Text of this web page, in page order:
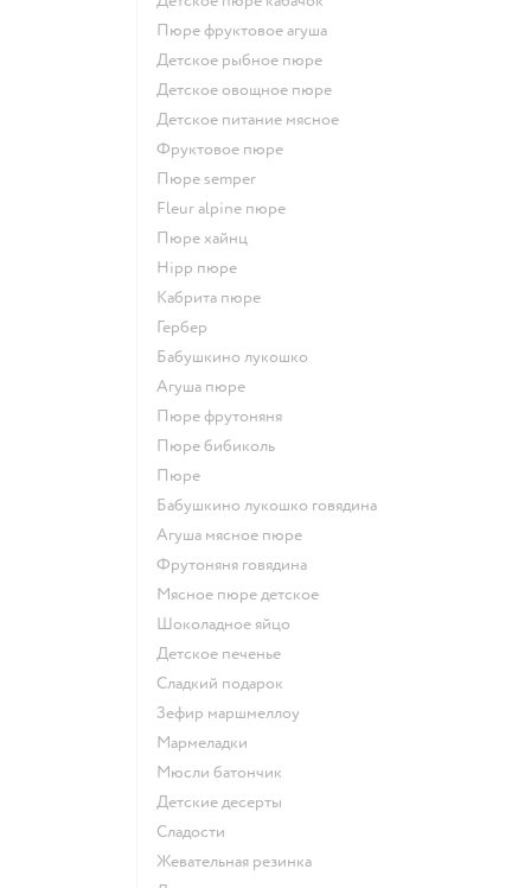
пюре фруктовое агуша
детское рыбное пюре
детское овощное пюре
детское питание мясное
фруктовое пюре
пюре semper
fleur alpine пюре
пюре хайнц
hipp пюре
кабрита пюре
гербер
бабушкино лукошко
агуша пюре
пюре фрутоняня
пюре бибиколь
пюре
бабушкино лукошко говядина
агуша мясное пюре
фрутоняня говядина
мясное пюре детское
шоколадное яйцо
детское печенье
сладкий подарок
зефир маршмеллоу
мармеладки
мюсли батончик
детские десерты
сладости
жевательная резинка